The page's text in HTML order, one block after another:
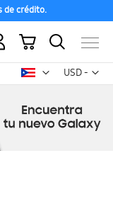
de crédito.
USD -
dólar
Mi carrito